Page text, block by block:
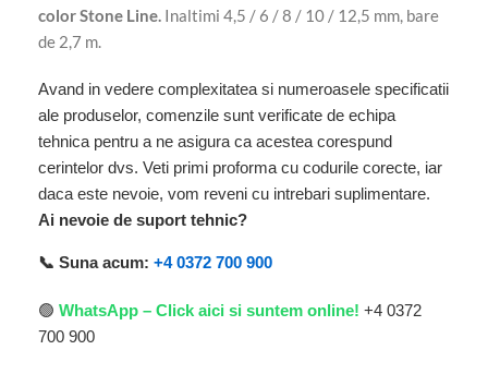
color Stone Line. Inaltimi 4,5 / 6 / 8 / 10 / 12,5 mm, bare
de 2,7 m.
Avand in vedere complexitatea si numeroasele specificatii
ale produselor, comenzile sunt verificate de echipa
tehnica pentru a ne asigura ca acestea corespund
cerintelor dvs. Veti primi proforma cu codurile corecte, iar
daca este nevoie, vom reveni cu intrebari suplimentare.
Ai nevoie de suport tehnic?
📞 Suna acum: +4 0372 700 900
🟢 WhatsApp – Click aici si suntem online! +4 0372
700 900